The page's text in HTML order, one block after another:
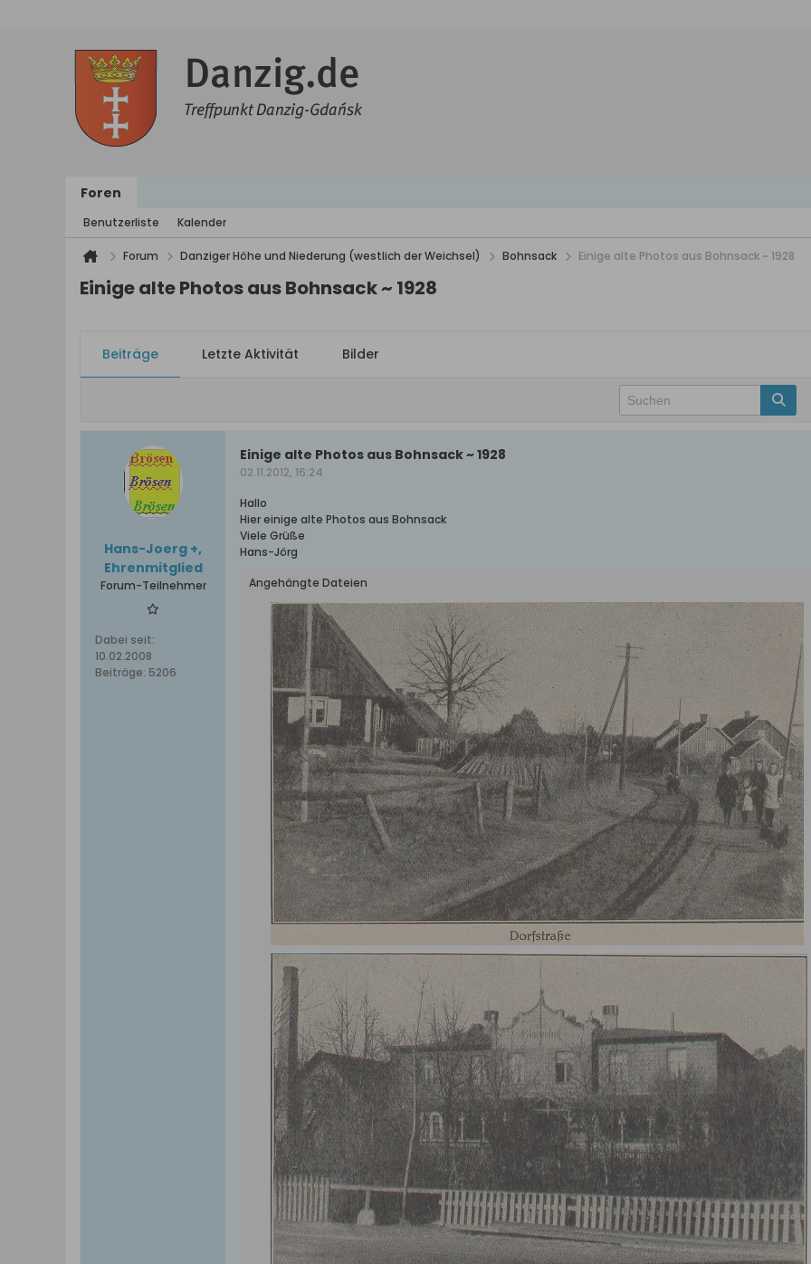
Foren
Benutzerliste Kalender
Forum Danziger Höhe und Niederung (westlich der Weichsel) Bohnsack Einige alte Photos aus Bohnsack ~ 1928
Einige alte Photos aus Bohnsack ~ 1928
Beiträge Letzte Aktivität Bilder
Hans-Joerg +,
Ehrenmitglied
Forum-Teilnehmer
Dabei seit:
10.02.2008
Beiträge: 5206
Einige alte Photos aus Bohnsack ~ 1928
02.11.2012, 16:24
Hallo
Hier einige alte Photos aus Bohnsack
Viele Grüße
Hans-Jörg
Angehängte Dateien